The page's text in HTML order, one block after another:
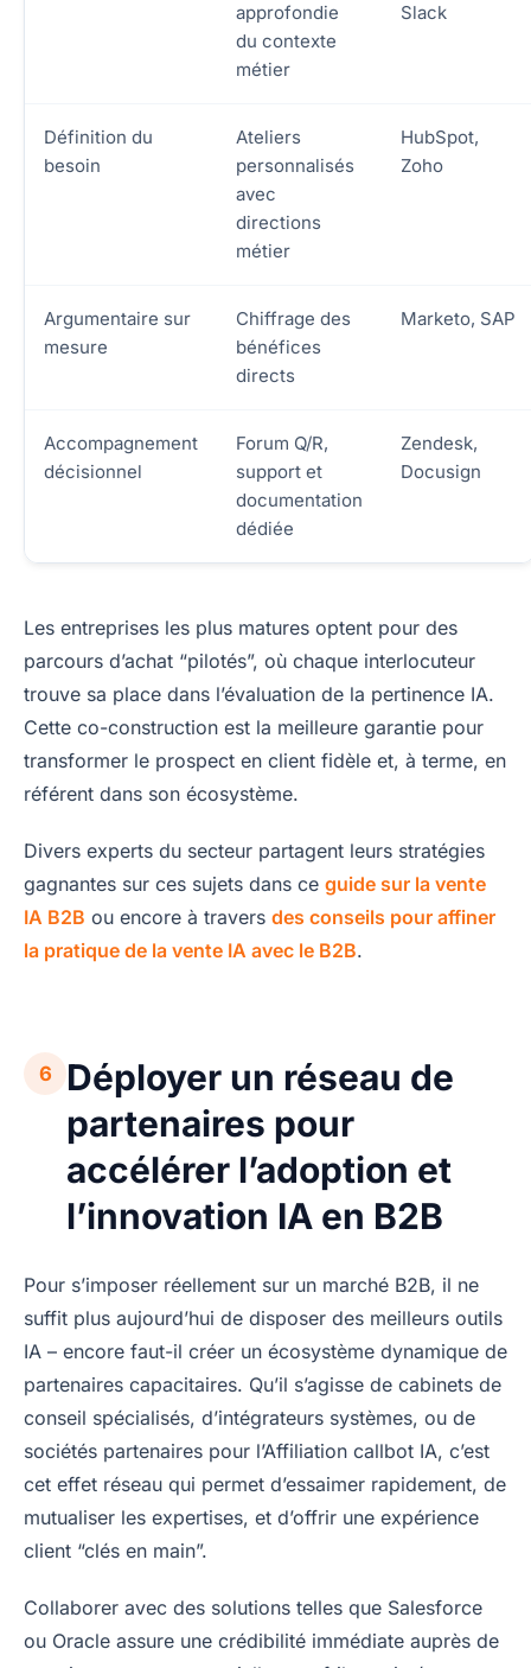
approfondie
du contexte
métier
Slack
Définition du
besoin
Ateliers
personnalisés
avec
directions
métier
HubSpot,
Zoho
Argumentaire sur
mesure
Chiffrage des
bénéfices
directs
Marketo, SAP
Accompagnement
décisionnel
Forum Q/R,
support et
documentation
dédiée
Zendesk,
Docusign
Les entreprises les plus matures optent pour des
parcours d’achat “pilotés”, où chaque interlocuteur
trouve sa place dans l’évaluation de la pertinence IA.
Cette co-construction est la meilleure garantie pour
transformer le prospect en client fidèle et, à terme, en
référent dans son écosystème.
Divers experts du secteur partagent leurs stratégies
gagnantes sur ces sujets dans ce guide sur la vente
IA B2B ou encore à travers des conseils pour affiner
la pratique de la vente IA avec le B2B.
6
Déployer un réseau de
partenaires pour
accélérer l’adoption et
l’innovation IA en B2B
Pour s’imposer réellement sur un marché B2B, il ne
suffit plus aujourd’hui de disposer des meilleurs outils
IA – encore faut-il créer un écosystème dynamique de
partenaires capacitaires. Qu’il s’agisse de cabinets de
conseil spécialisés, d’intégrateurs systèmes, ou de
sociétés partenaires pour l’Affiliation callbot IA, c’est
cet effet réseau qui permet d’essaimer rapidement, de
mutualiser les expertises, et d’offrir une expérience
client “clés en main”.
Collaborer avec des solutions telles que Salesforce
ou Oracle assure une crédibilité immédiate auprès de